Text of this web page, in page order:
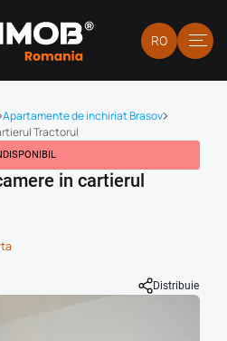
RO
Apartamente de inchiriat Brasov
Tractorul
in cartierul
Distribuie